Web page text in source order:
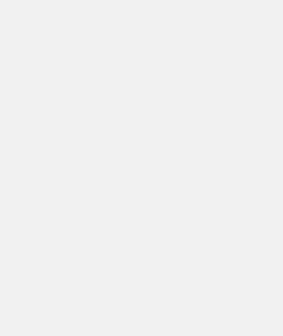
minimalnej i około 2/3 emerytów
to 9 mln osób. Podatek w